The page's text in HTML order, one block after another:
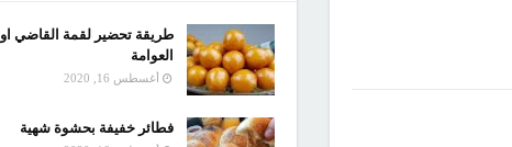
طريقة تحضير لقمة القاضي او
العوامة
أغسطس 16, 2020
فطائر خفيفة بحشوة شهية